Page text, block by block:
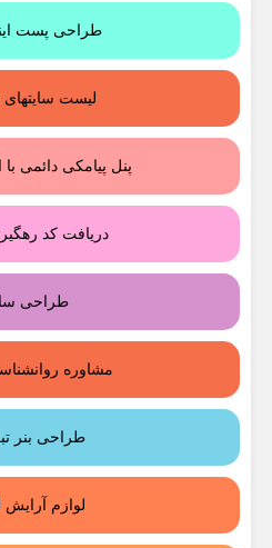
طراحی پست
لیست سایتهای
پنل پیامکی دائمی
دریافت کد
طراحی
مشاوره
طراحی بنر
لوازم